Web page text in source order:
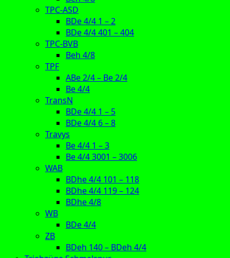
TPC-ASD
BDe 4/4 1 – 2
BDe 4/4 401 – 404
TPC-BVB
Beh 4/8
TPF
ABe 2/4 – Be 2/4
Be 4/4
TransN
BDe 4/4 1 – 5
BDe 4/4 6 – 8
Travys
Be 4/4 1 – 3
Be 4/4 3001 – 3006
WAB
BDhe 4/4 101 – 118
BDhe 4/4 119 – 124
BDhe 4/8
WB
BDe 4/4
ZB
BDeh 140 – BDeh 4/4